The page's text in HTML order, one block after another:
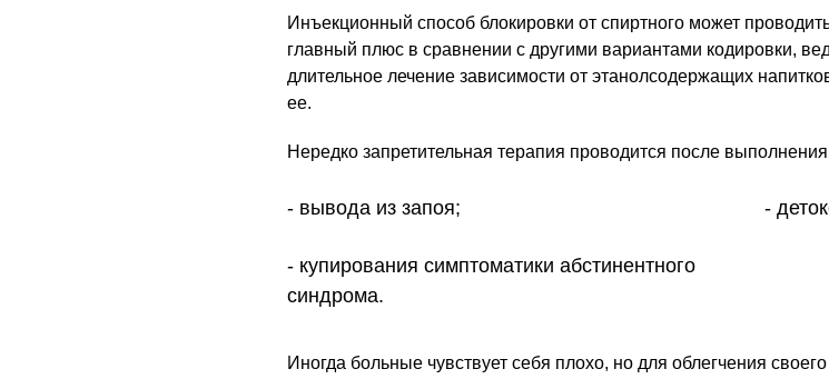
Инъекционный способ блокировки от спиртного может
главный плюс в сравнении с другими вариантами кодировки,
длительное лечение зависимости от этанолсодержащих
ее.
Нередко запретительная терапия проводится после
вывода из запоя;
купирования симптоматики абстинентного
синдрома.
Иногда больные чувствует себя плохо, но для облегчения